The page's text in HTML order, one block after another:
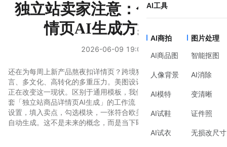
AI工具
AI商拍
AI商品图
人像背景
AI模特
AI试鞋
AI试衣
图片处理
智能抠图
AI消除
变清晰
证件照
无损改尺寸
独立站卖家注意：你的商品详
情页AI生成方案来了
2026-06-09 19:06
还在为每周上新产品熬夜扣详情页？跨境独立站卖家面临着多语
言、多文化、高转化的多重压力。美图设计室最新上线的AI能力，
正在改变这一现状。区别于通用模板，我们基于真实商品测试了一
套「独立站商品详情页AI生成」的工作流：上传一张图，选择生成
设置，填入卖点，勾选模块，一张符合欧美审美的高转化A+页面即
自动生成。这不是未来的概念，而是当下即可落地的效率升级。